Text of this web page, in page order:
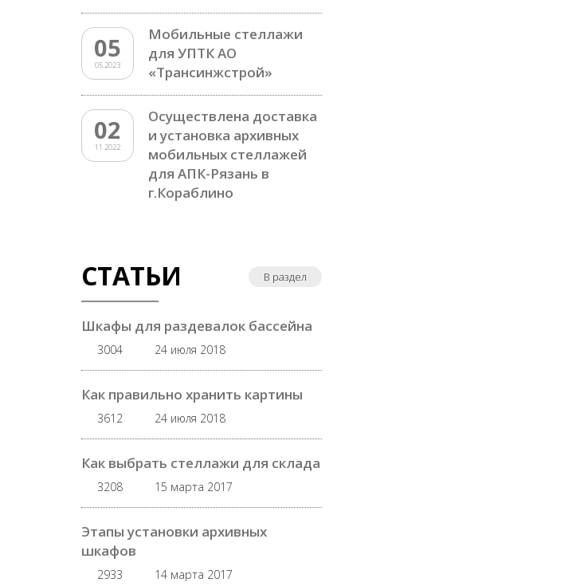
05
05.2023
Мобильные стеллажи
для УПТК АО
«Трансинжстрой»
02
11.2022
Осуществлена доставка
и установка архивных
мобильных стеллажей
для АПК-Рязань в
г.Кораблино
СТАТЬИ В раздел
Шкафы для раздевалок бассейна
3004 24 июля 2018
Как правильно хранить картины
3612 24 июля 2018
Как выбрать стеллажи для склада
3208 15 марта 2017
Этапы установки архивных
шкафов
2933 14 марта 2017